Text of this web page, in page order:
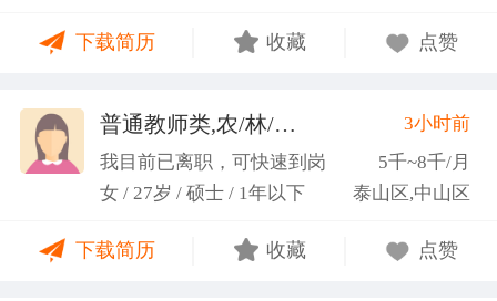
务； 学习能力：有清晰的自我定位，能够很好地吸纳
做事认真细心，具有较强的执行力、高度敬业精神、
良好的职业操 守和团队协作精神。
下载简历 收藏 点赞
普通教师类,农/林/牧/渔业 (张卓璐)3小时前
我目前已离职，可快速到岗
5千~8千/月
女 / 27岁 / 硕士 / 1年以下
泰山区,中山区
下载简历 收藏 点赞